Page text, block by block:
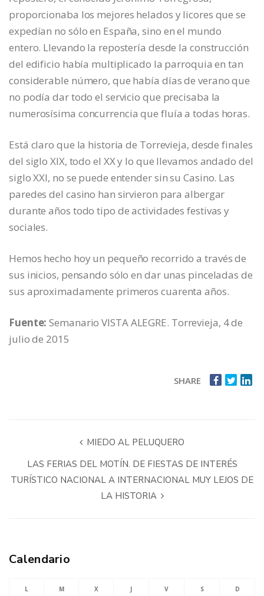
proporcionaba los mejores helados y licores que se
expedían no sólo en España, sino en el mundo
entero. Llevando la repostería desde la construcción
del edificio había multiplicado la parroquia en tan
considerable número, que había días de verano que
no podía dar todo el servicio que precisaba la
numerosísima concurrencia que fluía a todas horas.
Está claro que la historia de Torrevieja, desde finales
del siglo XIX, todo el XX y lo que llevamos andado del
siglo XXI, no se puede entender sin su Casino. Las
paredes del casino han sirvieron para albergar
durante años todo tipo de actividades festivas y
sociales.
Hemos hecho hoy un pequeño recorrido a través de
sus inicios, pensando sólo en dar unas pinceladas de
sus aproximadamente primeros cuarenta años.
Fuente: Semanario VISTA ALEGRE. Torrevieja, 4 de
julio de 2015
SHARE
MIEDO AL PELUQUERO
LAS FERIAS DEL MOTÍN. DE FIESTAS DE INTERÉS
TURÍSTICO NACIONAL A INTERNACIONAL MUY LEJOS DE
LA HISTORIA
Calendario
L M X J V S D